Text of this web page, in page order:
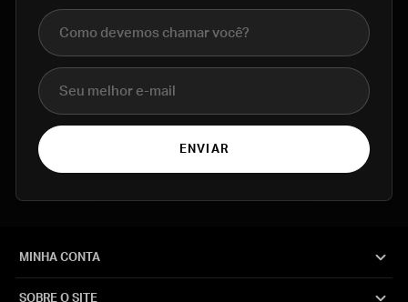
Nome completo
E-mail
ENVIAR
MINHA CONTA
SOBRE O SITE